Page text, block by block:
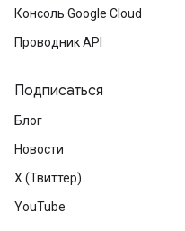
Консоль Google Cloud
Проводник API
Подписаться
Блог
Новости
X (Твиттер)
YouTube